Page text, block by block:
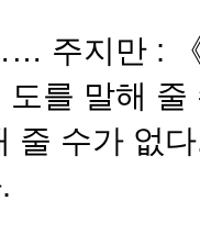
주지만 :
를 말해
줄 수가 없